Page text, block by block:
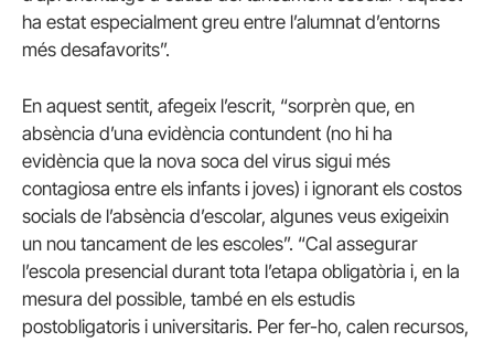
ha estat especialment greu entre l’alumnat d’entorns
més desafavorits”.
En aquest sentit, afegeix l’escrit, “sorprèn que, en
absència d’una evidència contundent (no hi ha
evidència que la nova soca del virus sigui més
contagiosa entre els infants i joves) i ignorant els costos
socials de l’absència d’escolar, algunes veus exigeixin
un nou tancament de les escoles”. “Cal assegurar
l’escola presencial durant tota l’etapa obligatòria i, en la
mesura del possible, també en els estudis
postobligatoris i universitaris. Per fer-ho, calen recursos,